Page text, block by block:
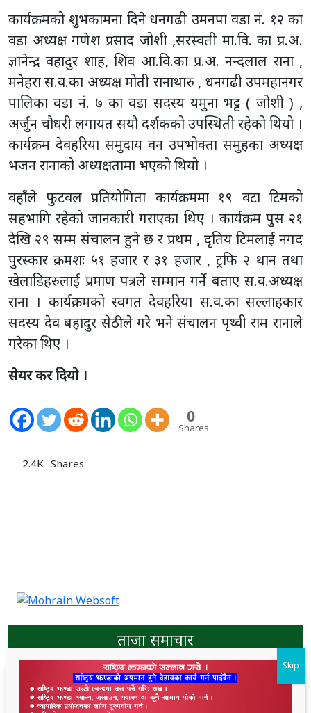
कार्यक्रमको शुभकामना दिने धनगढी उमनपा वडा नं. १२ का
वडा अध्यक्ष गणेश प्रसाद जोशी ,सरस्वती मा.वि. का प्र.अ.
ज्ञानेन्द्र वहादुर शाह, शिव आ.वि.का प्र.अ. नन्दलाल राना ,
मनेहरा स.व.का अध्यक्ष मोती रानाथारु , धनगढी उपमहानगर
पालिका वडा नं. ७ का वडा सदस्य यमुना भट्ट ( जोशी ) ,
अर्जुन चौधरी लगायत सयौ दर्शकको उपस्थिती रहेको थियो ।
कार्यक्रम देवहरिया समुदाय वन उपभोक्ता समुहका अध्यक्ष
भजन रानाको अध्यक्षतामा भएको थियो ।
वहाँले फुटवल प्रतियोगिता कार्यक्रममा १९ वटा टिमको
सहभागि रहेको जानकारी गराएका थिए । कार्यक्रम पुस २१
देखि २९ सम्म संचालन हुने छ र प्रथम , दृतिय टिमलाई नगद
पुरस्कार क्रमशः ५१ हजार र ३१ हजार , ट्रफि २ थान तथा
खेलाडिहरुलाई प्रमाण पत्रले सम्मान गर्ने बताए स.व.अध्यक्ष
राना । कार्यक्रमको स्वगत देवहरिया स.व.का सल्लाहकार
सदस्य देव बहादुर सेठीले गरे भने संचालन पृथ्वी राम रानाले
गरेका थिए ।
सेयर कर दियो ।
0
Shares
2.4K Shares
ताजा समाचार
Skip